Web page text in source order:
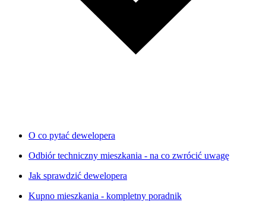
O co pytać dewelopera
Odbiór techniczny mieszkania - na co zwrócić uwagę
Jak sprawdzić dewelopera
Kupno mieszkania - kompletny poradnik